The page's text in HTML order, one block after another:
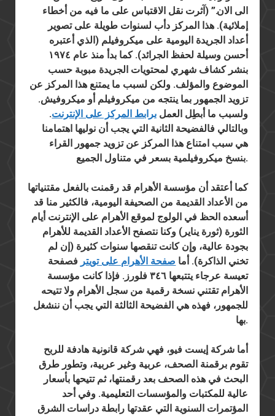
الى الان.” (آثرت نقل الاقتباس على ما فيه من أخطاء
إملائية). هذا المركز دأب لسنوات طويلة على تصوير
أعداد الجريدة اليومية على ميكروفيلم (الذي أعتبره
أحسن وسيلة لحفظ الجرائد). كما بدأ منذ عام ١٩٧٤
بنشر كشاف شهري لمحتويات الجريدة مبوبة حسب
الموضوع والمؤلف. ولكن لسبب ما يمتنع هذا المركز عن
تزويد الجمهور بما ينتجه من ميكروفيلم أو ميكروفيش.
ولسبب ما أبطِل العمل برابط المركز على الإنترنت.
وبالتالي فالفضيحة الثانية التي يجب أن نوليها اهتمامنا
هي سبب امتناع هذا المركز عن تزويد جمهور القراء
بنسخ ميكروفيلمية بسعر في متناول الجميع.
كما أعتقد أن مؤسسة الأهرام قد رقمنت بالفعل مقتنياتها
من الأعداد القديمة من الصحيفة اليومية، فالكثير منا قد
أسعده الحظ في الولوج لموقع الأهرام على الإنترنت أيام
الثورة (ثورة يناير) وكنا نتصفح الأعداد القديمة للأهرام
بجودة عالية، وإن كانت تنقصها سنوات كثيرة (إن لم
تخني الذاكرة). أما صفحة الأهرام على تويتر فصفحة
تعيسة عرجاء يتتبعها ٣٤٦ فلورز. فإذا كانت مؤسسة
الأهرام تقتني نسخة رقمية من سجل الأهرام ولا تتيحه
للجمهور، فهذه هي الفضيحة الثالثة التي يجب أن ننشغل
بها.
أما شركة إيست فيو، فهي شركة قانونية هادفة للربح
تقوم برقمنة الصحف، عربية وغير عربية، وتطور طرق
البحث في هذه الصحف بعد رقمنتها، ثم تتيحها بأسعار
عالية للمكتبات والمؤسسات التعليمية. وفي أحد
المؤتمرات السنوية التي عقدتها رابطة دراسات الشرق